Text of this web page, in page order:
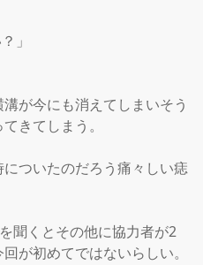
」
が今にも消えてしまいそう
きてしまう。
ついたのだろう痛々しい痣
聞くとその他に協力者が2
が初めてではないらしい。